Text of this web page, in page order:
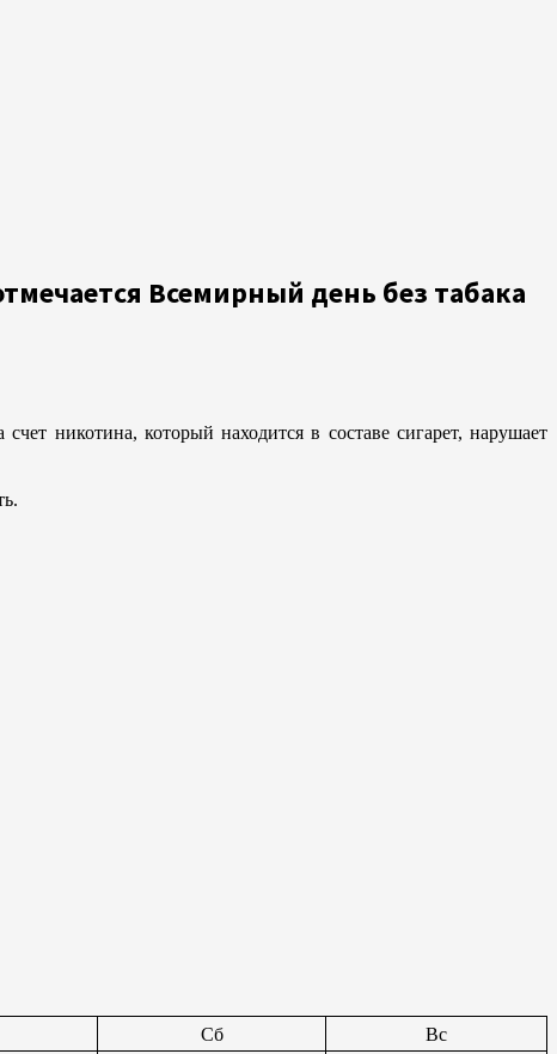
Всемирный день без табака
никотина, который находится в составе сигарет, нарушает
Сб
Вс